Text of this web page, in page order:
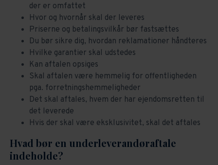
der er omfattet
Hvor og hvornår skal der leveres
Priserne og betalingsvilkår bør fastsættes
Du bør sikre dig, hvordan reklamationer håndteres
Hvilke garantier skal udstedes
Kan aftalen opsiges
Skal aftalen være hemmelig for offentligheden
pga. forretningshemmeligheder
Det skal aftales, hvem der har ejendomsretten til
det leverede
Hvis der skal være eksklusivitet, skal det aftales
Hvad bør en underleverandøraftale
indeholde?